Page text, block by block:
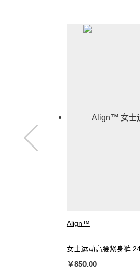
Align™
女士运动高腰紧身裤
￥850.00